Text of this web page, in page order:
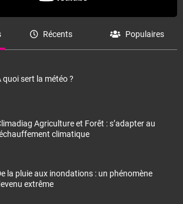
Récents Populaires
quoi sert la météo ?
Agriculture et Forêt : s’adapter au
climatique
la pluie aux inondations : un phénomène
extrême